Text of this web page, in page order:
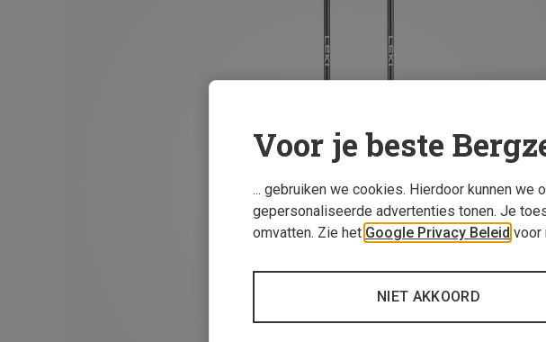
Voor je beste
... gebruiken we cookies. Hierdoor kunnen
gepersonaliseerde advertenties tonen. Je
omvatten. Zie het Google Privacy Beleid voor
NIET AKKOORD